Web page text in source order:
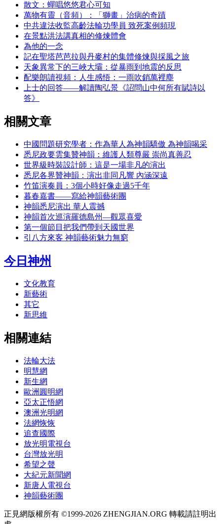
散文：蟬唱悠悠君心可知
萬物有靈（音頻）：「獅畫」治病的奇蹟
中共違法收監高齡法輪功學員 致死案例頻現
在景點洪法講真相的修煉體會
為他的一念
記在聖塔芭芭拉與丹麥村的集體修煉與採風之旅
天象異常下的三峽大壩：從暴雨到地震的反思
配樂朗讀視頻：人生感悟：一雨吹銷萬裡塵
上士的回答——解讀陶弘景《詔問山中何所有賦詩以
答》
相關文章
中國問題研究學者：作為華人為神韻驕傲 為神韻喝采
悉尼政要雲集贊神韻：維護人類尊嚴 崇尚真善忍
世界級時裝設計師：這是一場非凡的演出
悉尼各界贊神韻：演出非同凡響 內涵深遠
竹笛演奏員：3個小時好像走過5千年
暮春嘉書――寫給神韻藝術團
神韻悉尼演出 華人震撼
神韻首次巡演羅德島州―觀眾喜愛
第一個節目把我們帶到天國世界
引八方來客 神韻藝術魅力無窮
今日神州
文化教育
新藝術
其它
新思維
相關連結
法輪大法
明慧網
新生網
歐洲圓明網
亞太正悟網
澳洲光明網
法網恢恢
追查國際
放光明電視台
台灣放光明
希望之聲
大紀元新聞網
新唐人電視台
神韻藝術團
正見網版權所有 ©1999-2026 ZHENGJIAN.ORG 轉載請註明出